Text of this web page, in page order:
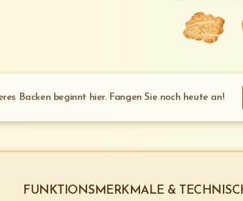
Backen beginnt hier. Fangen Sie noch heute an!
FUNKTIONSMERKMALE &